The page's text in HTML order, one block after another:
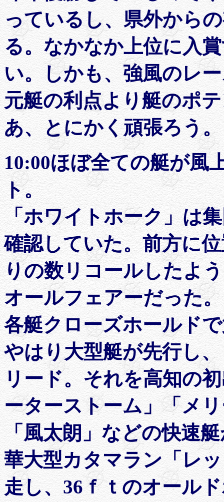
っているし、県外から
る。なかなか上位に入
い。しかも、強風のレ
元艇の利点より艇のポ
あ、とにかく頑張ろう。
10:00ほぼ全ての艇が風
ト。
「ホワイトホーク」は
確認していた。前方に
りの数リコールしたよ
オールフェアーだった。
各艇クローズホールド
やはり大型艇が先行し
リード。それを高知の
ーターストーム」「メ
「風太朗」などの快速
華大型カタマラン「レ
走し、36ｆｔのオール